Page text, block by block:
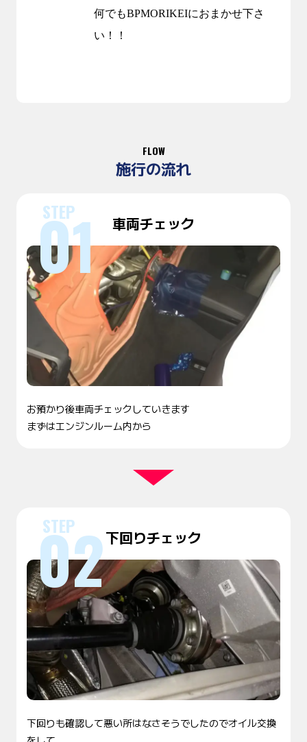
何でもBPMORIKEIにおまかせ下さ
い！！
FLOW
施行の流れ
車両チェック
お預かり後車両チェックしていきます
まずはエンジンルーム内から
下回りチェック
下回りも確認して悪い所はなさそうでしたのでオイル交換